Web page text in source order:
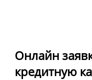
Онлайн
кредитную